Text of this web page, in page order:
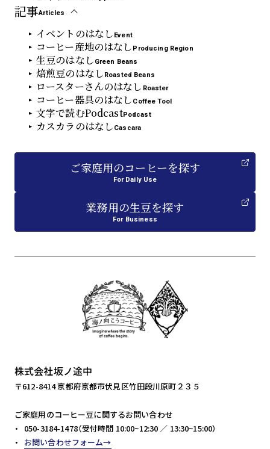
記事Articles
イベントのはなし Event
コーヒー産地のはなし Producing Region
生豆のはなし Green Beans
焙煎豆のはなし Roasted Beans
ロースターさんのはなし Roaster
コーヒー器具のはなし Coffee Tool
文字で読むPodcastPodcast
カスカラのはなし Cascara
ご家庭用のコーヒーを探す
For Daily Use
業務用の生豆を探す
For Business
株式会社坂ノ途中
〒612-8414 京都府京都市伏見区竹田段川原町２３５
ご家庭用のコーヒー豆に関するお問い合わせ
050-3184-1478（受付時間 10:00~12:30 ／ 13:30~15:00）
お問い合わせフォーム